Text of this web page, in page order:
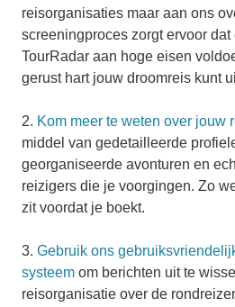
reisorganisaties maar aan ons
screeningproces zorgt ervoor
TourRadar aan hoge eisen
gerust hart jouw droomreis kunt
2. Kom meer te weten over jouw
middel van gedetailleerde
georganiseerde avonturen en
reizigers die je voorgingen. Zo
zit voordat je boekt.
3. Gebruik ons
systeem om berichten uit te
reisorganisatie over de